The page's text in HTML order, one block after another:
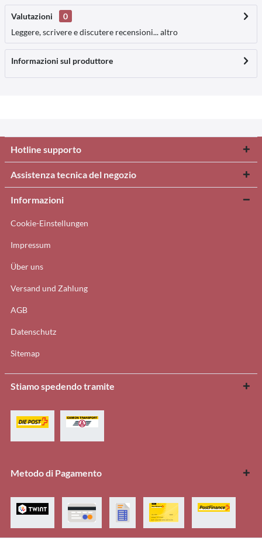
Valutazioni
0
Leggere, scrivere e discutere recensioni...altro
Informazioni sul produttore
Hotline supporto
Assistenza tecnica del negozio
Informazioni
Cookie-Einstellungen
Impressum
Über uns
Versand und Zahlung
AGB
Datenschutz
Sitemap
Stiamo spedendo tramite
Metodo di Pagamento